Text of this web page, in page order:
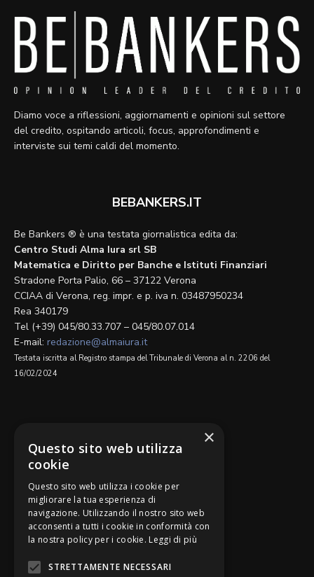
Diamo voce a riflessioni, aggiornamenti e opinioni sul settore
del credito, ospitando articoli, focus, approfondimenti e
interviste sui temi caldi del momento.
BEBANKERS.IT
Be Bankers ® è una testata giornalistica edita da:
Centro Studi Alma Iura srl SB
Matematica e Diritto per Banche e Istituti Finanziari
Stradone Porta Palio, 66 – 37122 Verona
CCIAA di Verona, reg. impr. e p. iva n. 03487950234
Rea 340179
Tel (+39) 045/80.33.707 – 045/80.07.014
E-mail: redazione@almaiura.it
Testata iscritta al Registro stampa del Tribunale di Verona al n. 2206 del
16/02/2024
Be Bankers è ideato da
×
Questo sito web utilizza
cookie
Questo sito web utilizza i cookie per
migliorare la tua esperienza di
navigazione. Utilizzando il nostro sito web
acconsenti a tutti i cookie in conformità con
la nostra policy per i cookie. Leggi di più
STRETTAMENTE NECESSARI